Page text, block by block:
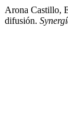
Arona Castillo,
difusión.